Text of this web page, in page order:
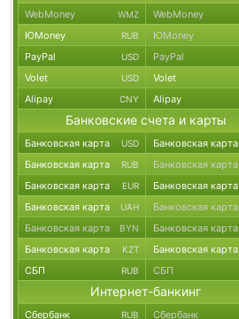
WebMoney WMZ WebMoney
ЮMoney RUB ЮMoney
PayPal USD PayPal
Volet USD Volet
Alipay CNY Alipay
Банковские счета и карты
Банковская карта USD Банковская карта
Банковская карта RUB Банковская карта
Банковская карта EUR Банковская карта
Банковская карта UAH Банковская карта
Банковская карта BYN Банковская карта
Банковская карта KZT Банковская карта
СБП RUB СБП
Интернет-банкинг
Сбербанк RUB Сбербанк